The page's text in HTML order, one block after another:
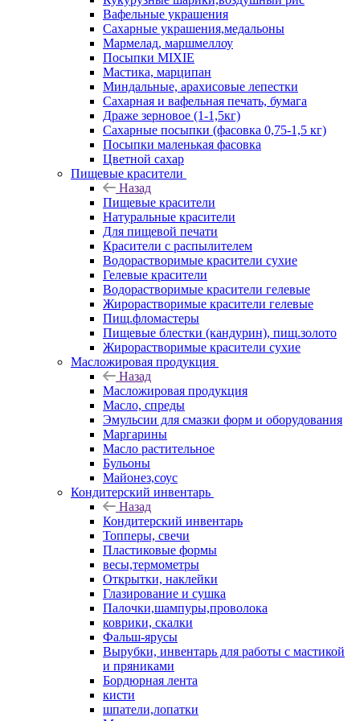
Вафельные украшения
Сахарные украшения,медальоны
Мармелад, маршмеллоу
Посыпки MIXIE
Мастика, марципан
Миндальные, арахисовые лепестки
Сахарная и вафельная печать, бумага
Драже зерновое (1-1,5кг)
Сахарные посыпки (фасовка 0,75-1,5 кг)
Посыпки маленькая фасовка
Цветной сахар
Пищевые красители
Назад
Пищевые красители
Натуральные красители
Для пищевой печати
Красители с распылителем
Водорастворимые красители сухие
Гелевые красители
Водорастворимые красители гелевые
Жирорастворимые красители гелевые
Пищ.фломастеры
Пищевые блестки (кандурин), пищ.золото
Жирорастворимые красители сухие
Масложировая продукция
Назад
Масложировая продукция
Масло, спреды
Эмульсии для смазки форм и оборудования
Маргарины
Масло растительное
Бульоны
Майонез,соус
Кондитерский инвентарь
Назад
Кондитерский инвентарь
Топперы, свечи
Пластиковые формы
весы,термометры
Открытки, наклейки
Глазирование и сушка
Палочки,шампуры,проволока
коврики, скалки
Фальш-ярусы
Вырубки, инвентарь для работы с мастикой
и пряниками
Бордюрная лента
кисти
шпатели,лопатки